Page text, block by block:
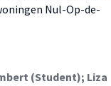
Nul-Op-de-
(Student); Liza